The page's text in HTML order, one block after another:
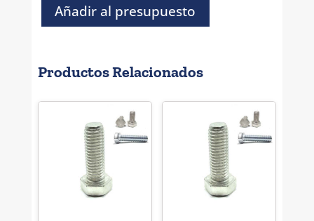
Galv
11
1.1/4
Añadir al presupuesto
Productos Relacionados